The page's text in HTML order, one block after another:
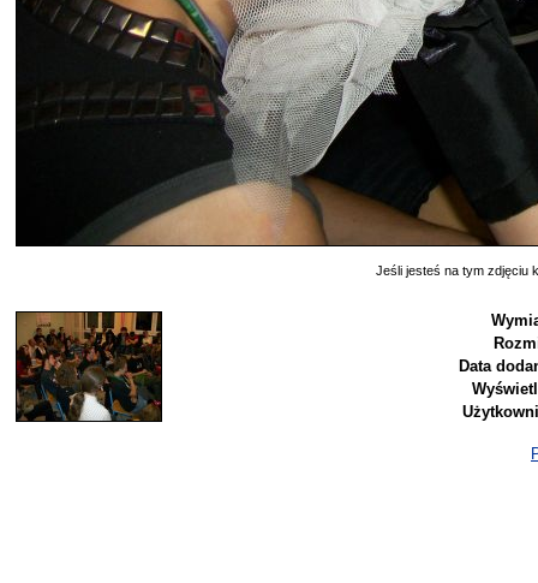
Jeśli jesteś na tym zdjęciu
Data